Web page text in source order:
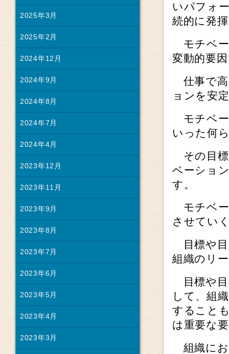
いパフォ
続的に発
モチベー
変動的要
仕事で高
ョンを安
モチベー
いった何
その目標
ベーショ
す。
モチベー
させてい
目標や目
組織のリ
目標や目
して、組
すること
は重要な
組織にお
2025年3月
2025年2月
2024年12月
2024年9月
2024年8月
2024年7月
2024年4月
2023年12月
2023年11月
2023年9月
2023年8月
2023年7月
2023年6月
2023年5月
2023年4月
2023年3月